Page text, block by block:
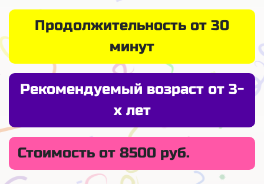
Продолжительность от 30
минут
Рекомендуемый возраст от 3-
х лет
Стоимость от 8500 руб.